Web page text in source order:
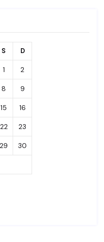
S D
1 2
8 9
15 16
22 23
29 30